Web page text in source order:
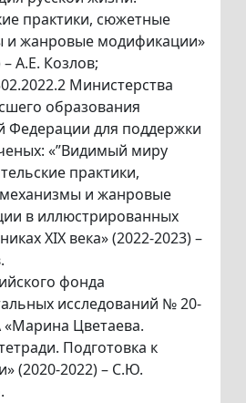
практики, сюжетные
и жанровые модификации»
А.Е. Козлов;
Министерства
образования
Федерации для поддержки
«”Видимый миру
практики,
и жанровые
в иллюстрированных
XIX века» (2022-2023) –
фонда
исследований № 20-
«Марина Цветаева.
Подготовка к
(2020-2022) – С.Ю.